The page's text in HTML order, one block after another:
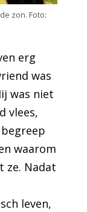
zon. Foto:
erg
was
was niet
vlees,
waarom
ze. Nadat
leven,